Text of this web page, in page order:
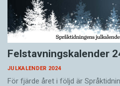
Felstavningskalender
JULKALENDER 2024
För fjärde året i följd är